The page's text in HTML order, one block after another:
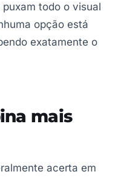
puxam todo o visual
opção está
exatamente o
mais
acerta em